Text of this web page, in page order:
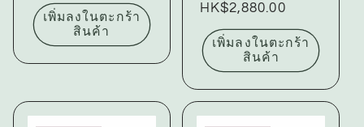
เพิ่มลงในตะกร้า
สินค้า
ปกติ
โปรโมชัน
HK$2,880.00
เพิ่มลงในตะกร้า
สินค้า